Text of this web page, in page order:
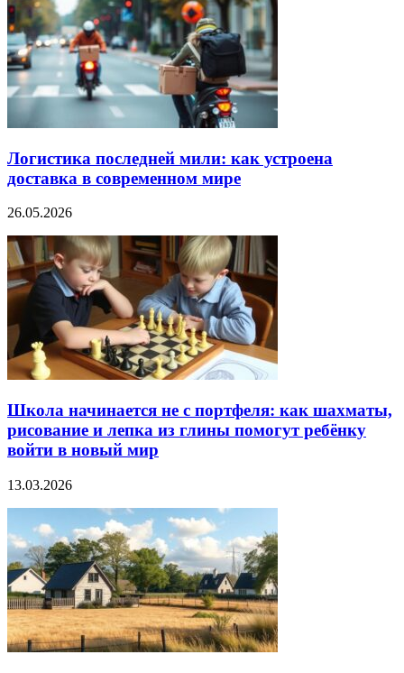
Логистика последней мили: как устроена
доставка в современном мире
26.05.2026
Школа начинается не с портфеля: как шахматы,
рисование и лепка из глины помогут ребёнку
войти в новый мир
13.03.2026